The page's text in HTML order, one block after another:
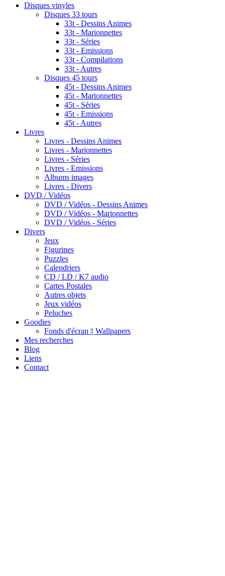
Disques vinyles
Disques 33 tours
33t - Dessins Animes
33t - Marionnettes
33t - Séries
33t - Emissions
33t - Compilations
33t - Autres
Disques 45 tours
45t - Dessins Animes
45t - Marionnettes
45t - Séries
45t - Emissions
45t - Autres
Livres
Livres - Dessins Animes
Livres - Marionnettes
Livres - Séries
Livres - Emissions
Albums images
Livres - Divers
DVD / Vidéos
DVD / Vidéos - Dessins Animes
DVD / Vidéos - Marionnettes
DVD / Vidéos - Séries
Divers
Jeux
Figurines
Puzzles
Calendriers
CD / LD / K7 audio
Cartes Postales
Autres objets
Jeux vidéos
Peluches
Goodies
Fonds d'écran || Wallpapers
Mes recherches
Blog
Liens
Contact